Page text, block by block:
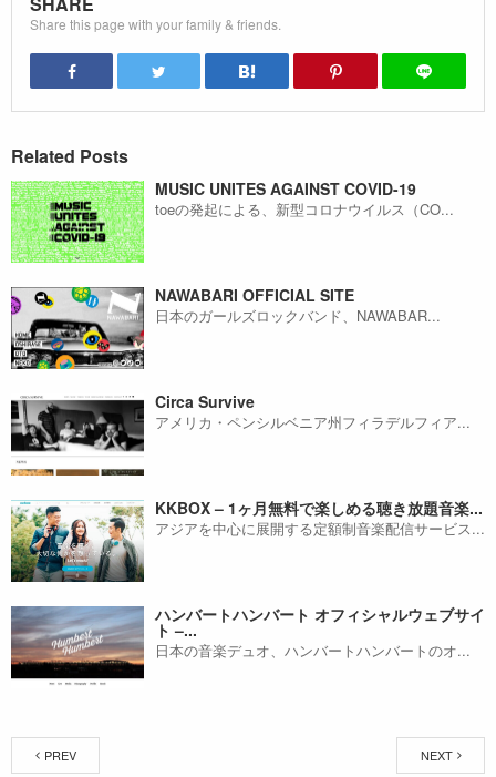
Share this page with your family & friends.
Related Posts
MUSIC UNITES AGAINST COVID-19
toeの発起による、新型コロナウイルス（CO...
NAWABARI OFFICIAL SITE
日本のガールズロックバンド、NAWABAR...
Circa Survive
アメリカ・ペンシルベニア州フィラデルフィア...
KKBOX – 1ヶ月無料で楽しめる聴き放題音楽...
アジアを中心に展開する定額制音楽配信サービス...
ハンバートハンバート オフィシャルウェブサイ
ト –...
日本の音楽デュオ、ハンバートハンバートのオ...
PREV NEXT